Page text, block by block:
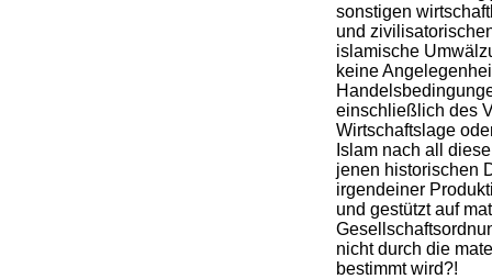
sonstigen
und
islamische
keine
einschließlich des
Wirtschaftslage
Islam nach all
jenen historischen
irgendeiner
und gestützt auf
nicht durch die
bestimmt wird?!